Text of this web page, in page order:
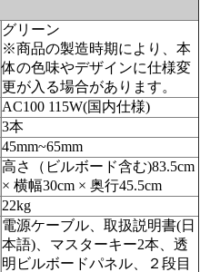
グリーン
※商品の製造時期により、本
体の色味やデザインに仕様変
更が入る場合があります。
AC100 115W(国内仕様)
3本
45mm~65mm
高さ（ビルボード含む)83.5cm
× 横幅30cm × 奥行45.5cm
22kg
電源ケーブル、取扱説明書(日
本語)、マスターキー2本、透
明ビルボードパネル、２段目